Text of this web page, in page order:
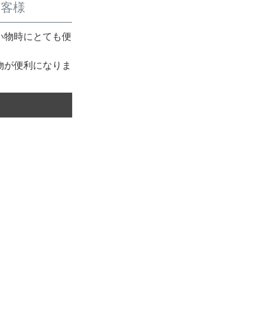
様
物時にとても便
便利になりま